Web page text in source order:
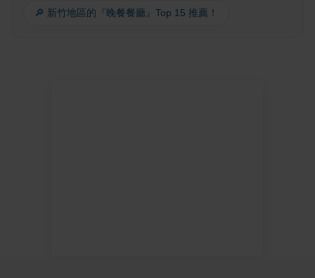
🔎 新竹地區的『晚餐餐廳』Top 15 推薦！